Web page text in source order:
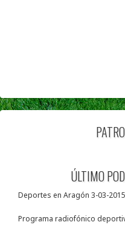
ÚLTIMO
Deportes en Aragón 3-03-2015
Programa radiofónico